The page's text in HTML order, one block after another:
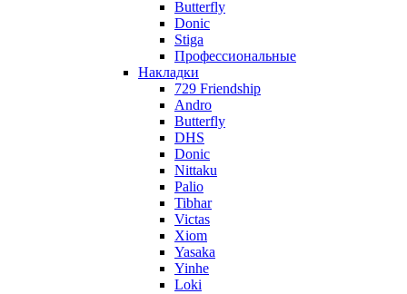
Butterfly
Donic
Stiga
Профессиональные
Накладки
729 Friendship
Andro
Butterfly
DHS
Donic
Nittaku
Palio
Tibhar
Victas
Xiom
Yasaka
Yinhe
Loki